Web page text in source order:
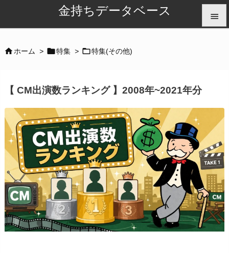
金持ちデータベース 

次へ

検索
ホーム > 特集 > 特集(その他)
【 CM出演数ランキング 】2008年~2021年分